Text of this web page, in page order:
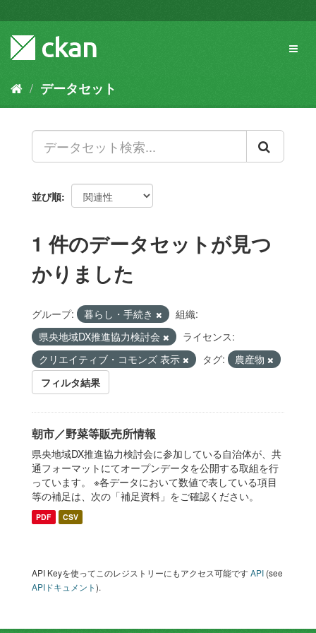
キ
容
データセット
並び順
1 件のデータセットが見つ
かりました
グループ: 暮らし・手続き
組織:
県央地域DX推進協力検討会
ライセンス:
クリエイティブ・コモンズ 表示
タグ:
農産物
フィルタ結果
朝市／野菜等販売所情報
県央地域DX推進協力検討会に参加している自治体が、共
通フォーマットにてオープンデータを公開する取組を行
っています。 ※各データにおいて数値で表している項目
等の補足は、次の「補足資料」をご確認ください。
PDF CSV
API Keyを使ってこのレジストリーにもアクセス可能ですAPI (see
APIドキュメント).